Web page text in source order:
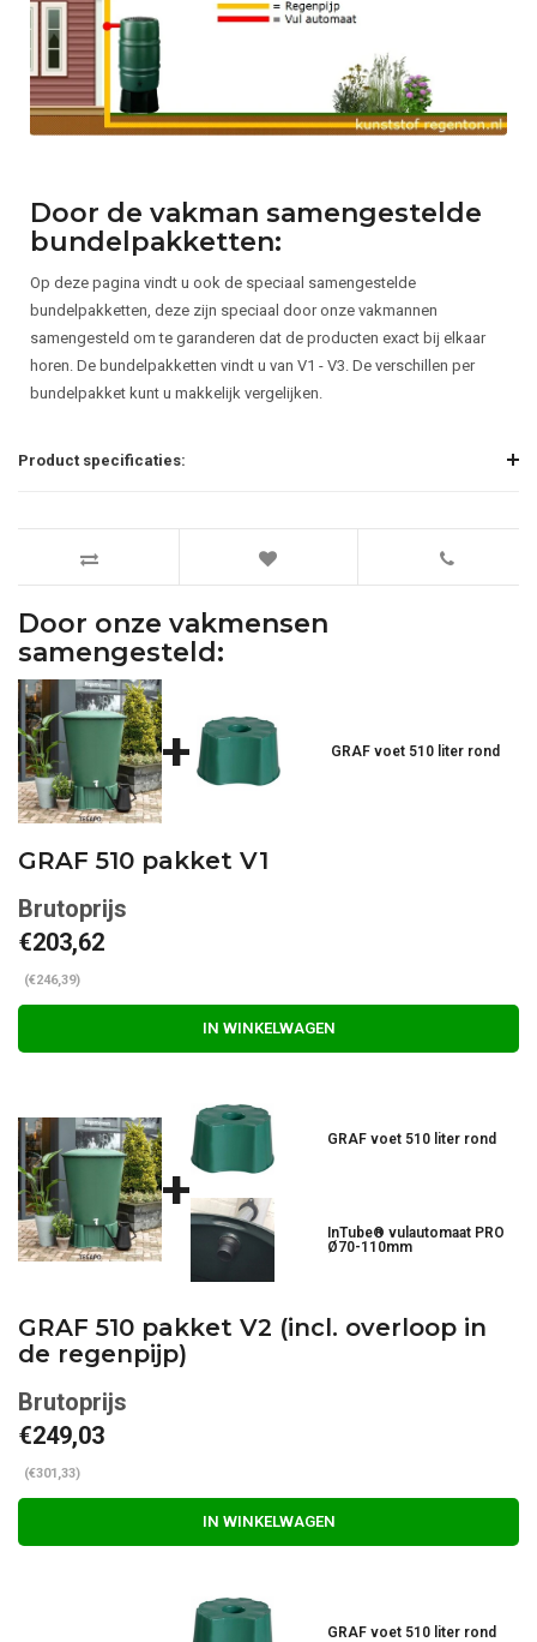
Door de vakman samengestelde
bundelpakketten:
Op deze pagina vindt u ook de speciaal samengestelde
bundelpakketten, deze zijn speciaal door onze vakmannen
samengesteld om te garanderen dat de producten exact bij elkaar
horen. De bundelpakketten vindt u van V1 - V3. De verschillen per
bundelpakket kunt u makkelijk vergelijken.
Product specificaties:
Door onze vakmensen
samengesteld:
+ GRAF voet 510 liter rond
GRAF 510 pakket V1
€203,62
(€246,39)
IN WINKELWAGEN
+
GRAF voet 510 liter rond
InTube® vulautomaat PRO
Ø70-110mm
GRAF 510 pakket V2 (incl. overloop in
de regenpijp)
€249,03
(€301,33)
IN WINKELWAGEN
GRAF voet 510 liter rond